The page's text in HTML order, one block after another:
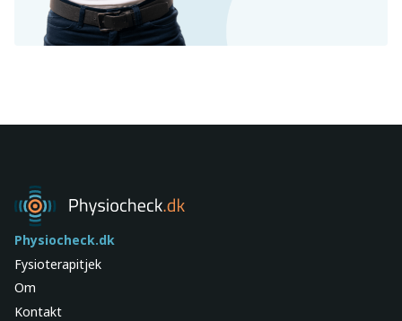
Physiocheck.dk
Fysioterapitjek
Om
Kontakt